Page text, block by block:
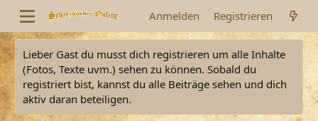
Anmelden Registrieren
Lieber Gast du musst dich registrieren um alle Inhalte
(Fotos, Texte uvm.) sehen zu können. Sobald du
registriert bist, kannst du alle Beiträge sehen und dich
aktiv daran beteiligen.